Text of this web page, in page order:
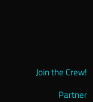
Join the Crew!
Partner